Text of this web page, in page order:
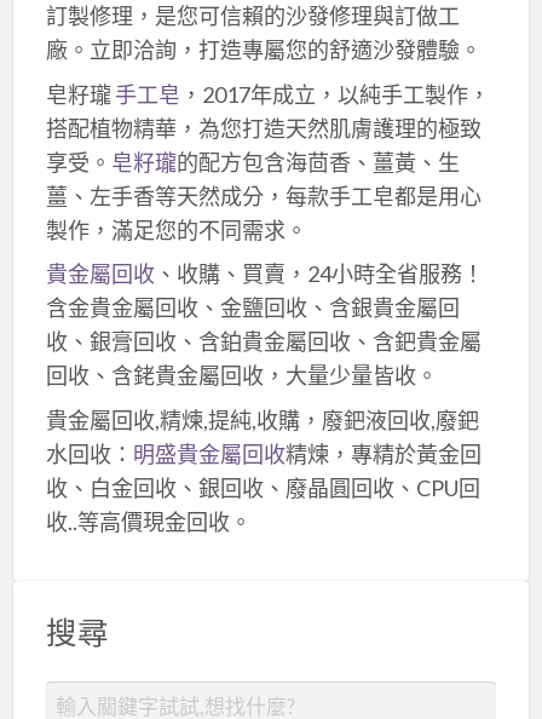
訂製修理，是您可信賴的沙發修理與訂做工
廠。立即洽詢，打造專屬您的舒適沙發體驗。
皂籽瓏手工皂 ，2017年成立，以純手工製作，
搭配植物精華，為您打造天然肌膚護理的極致
享受。 皂籽瓏的配方包含海茴香、薑黃、生
薑、左手香等天然成分，每款手工皂都是用心
製作，滿足您的不同需求。
貴金屬回收、收購、買賣，24小時全省服務！
含金貴金屬回收、金鹽回收、含銀貴金屬回
收、銀膏回收、含鉑貴金屬回收、含鈀貴金屬
回收、含銠貴金屬回收，大量少量皆收。
貴金屬回收,精煉,提純,收購，廢鈀液回收,廢鈀
水回收： 明盛貴金屬回收精煉，專精於黃金回
收、白金回收、銀回收、廢晶圓回收、CPU回
收..等高價現金回收。
搜尋